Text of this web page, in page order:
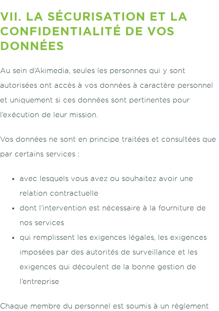
VII. LA SÉCURISATION ET LA
CONFIDENTIALITÉ DE VOS
DONNÉES
Au sein d’Akimedia, seules les personnes qui y sont
autorisées ont accès à vos données à caractère personnel
et uniquement si ces données sont pertinentes pour
l’exécution de leur mission.
Vos données ne sont en principe traitées et consultées que
par certains services :
avec lesquels vous avez ou souhaitez avoir une
relation contractuelle
dont l’intervention est nécessaire à la fourniture de
nos services
qui remplissent les exigences légales, les exigences
imposées par des autorités de surveillance et les
exigences qui découlent de la bonne gestion de
l’entreprise
Chaque membre du personnel est soumis à un règlement